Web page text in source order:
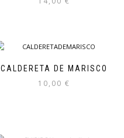
CALDERETA DE MARISCO
10,00 €